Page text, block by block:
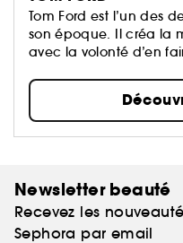
Tom Ford est l’un des
son époque. Il créa la
avec la volonté d’en
Newsletter beauté
Recevez les
Sephora par email